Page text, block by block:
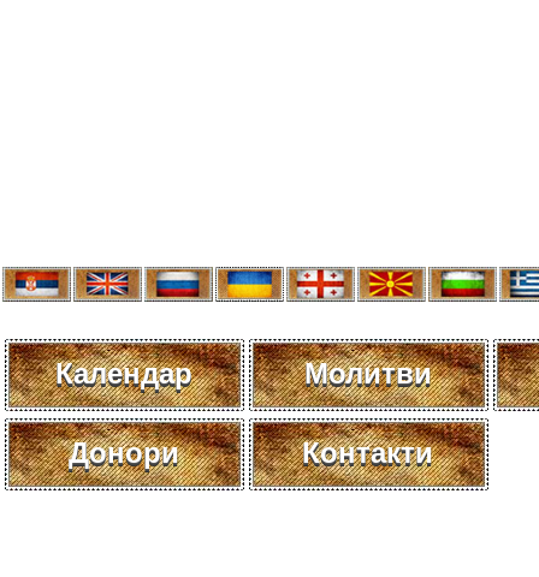
Календар Молитви
Донори Контакти